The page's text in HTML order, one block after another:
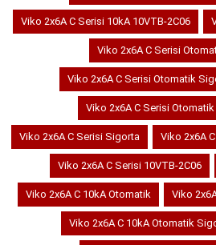
Viko 2x6A C Serisi 10kA 10VTB-2C06
Viko 2x6A C Serisi
Viko 2x6A C Serisi Otomatik
Viko 2x6A C Serisi
Viko 2x6A C Serisi Sigorta Viko 2x6A
Viko 2x6A C Serisi 10VTB-2C06
Viko 2x6A C 10kA Otomatik Viko
Viko 2x6A C 10kA Otomatik